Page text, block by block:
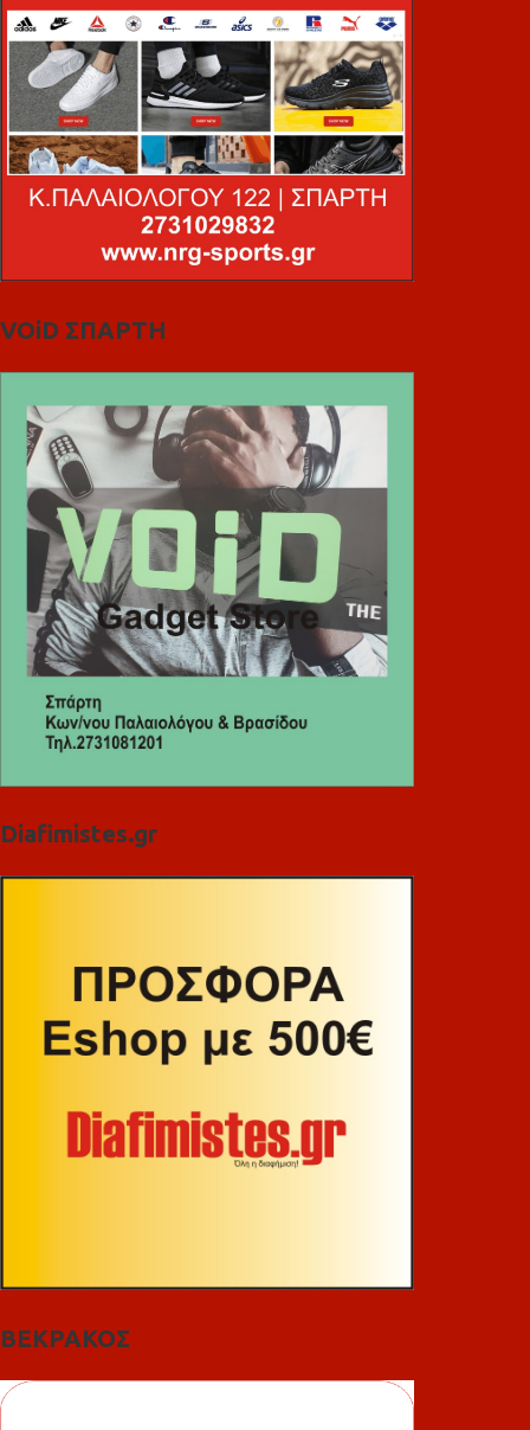
VOiD ΣΠΑΡΤΗ
Diafimistes.gr
ΒΕΚΡΑΚΟΣ